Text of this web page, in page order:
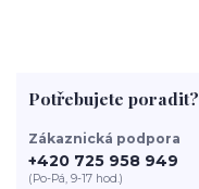
Potřebujete poradit?
Zákaznická podpora
+420 725 958 949
(Po-Pá, 9-17 hod.)